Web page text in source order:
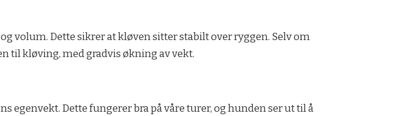
volum. Dette sikrer at kløven sitter stabilt over ryggen. Selv om
til kløving, med gradvis økning av vekt.
egenvekt. Dette fungerer bra på våre turer, og hunden ser ut til å